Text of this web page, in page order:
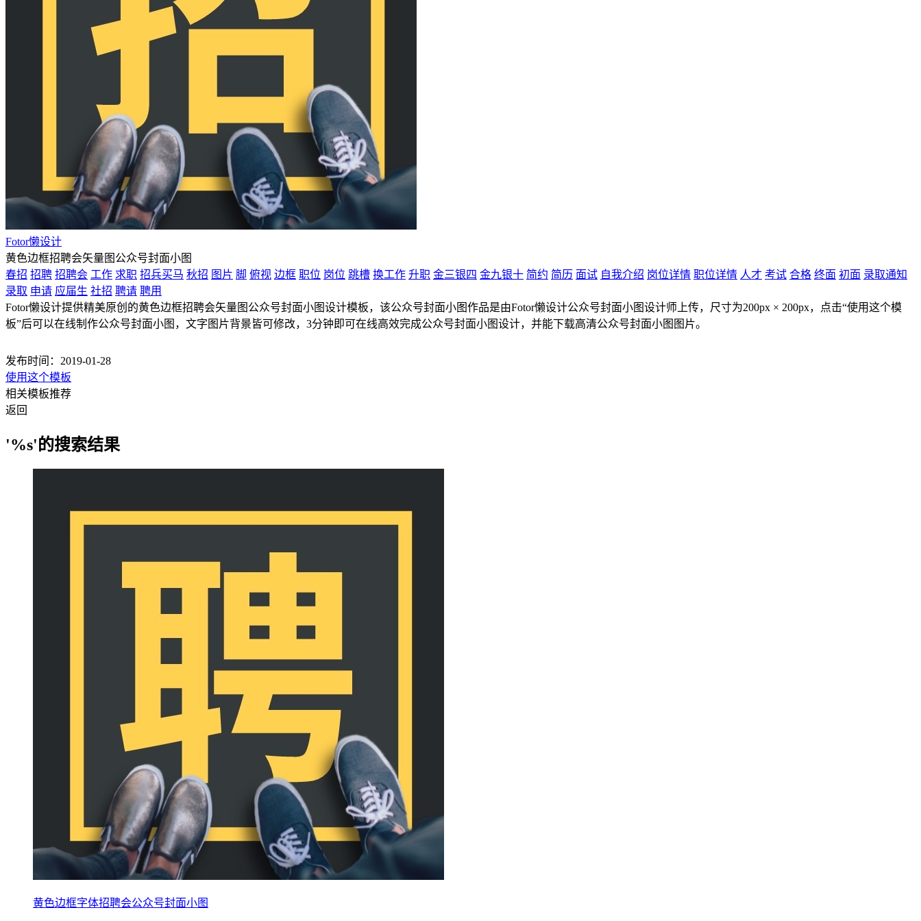
Fotor懒设计
黄色边框招聘会矢量图公众号封面小图
春招 招聘 招聘会 工作 求职 招兵买马 秋招 图片 脚 俯视 边框 职位 岗位 跳槽 换工作 升职 金三银四 金九银十 简约 简历 面试 自我介绍 岗位详情 职位详情 人才 考试 合格 终面 初面 录取通知
录取 申请 应届生 社招 聘请 聘用
Fotor懒设计提供精美原创的黄色边框招聘会矢量图公众号封面小图设计模板，该公众号封面小图作品是由Fotor懒设计公众号封面小图设计师上传，尺寸为200px × 200px，点击“使用这个模
板”后可以在线制作公众号封面小图，文字图片背景皆可修改，3分钟即可在线高效完成公众号封面小图设计，并能下载高清公众号封面小图图片。
发布时间：2019-01-28
使用这个模板
相关模板推荐
返回
'%s'的搜索结果
黄色边框字体招聘会公众号封面小图